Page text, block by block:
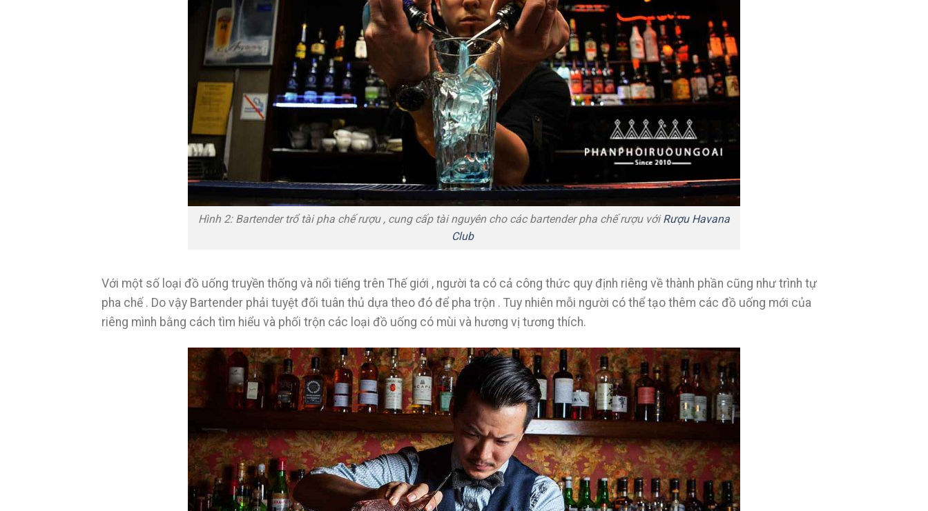
Hình 2: Bartender trổ tài pha chế rượu , cung cấp tài nguyên cho các bartender pha chế rượu vớiRượu Havana
Club
Với một số loại đồ uống truyền thống và nổi tiếng trên Thế giới , người ta có cả công thức quy định riêng về thành phần cũng như trình tự
pha chế . Do vậy Bartender phải tuyệt đối tuân thủ dựa theo đó để pha trộn . Tuy nhiên mỗi người có thể tạo thêm các đồ uống mới của
riêng mình bằng cách tìm hiểu và phối trộn các loại đồ uống có mùi và hương vị tương thích.